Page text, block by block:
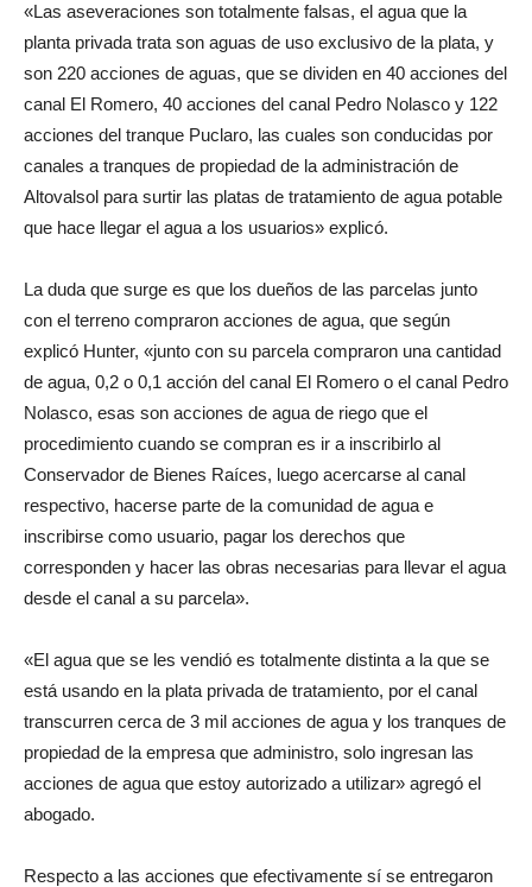
«Las aseveraciones son totalmente falsas, el agua que la
planta privada trata son aguas de uso exclusivo de la plata, y
son 220 acciones de aguas, que se dividen en 40 acciones del
canal El Romero, 40 acciones del canal Pedro Nolasco y 122
acciones del tranque Puclaro, las cuales son conducidas por
canales a tranques de propiedad de la administración de
Altovalsol para surtir las platas de tratamiento de agua potable
que hace llegar el agua a los usuarios» explicó.
La duda que surge es que los dueños de las parcelas junto
con el terreno compraron acciones de agua, que según
explicó Hunter, «junto con su parcela compraron una cantidad
de agua, 0,2 o 0,1 acción del canal El Romero o el canal Pedro
Nolasco, esas son acciones de agua de riego que el
procedimiento cuando se compran es ir a inscribirlo al
Conservador de Bienes Raíces, luego acercarse al canal
respectivo, hacerse parte de la comunidad de agua e
inscribirse como usuario, pagar los derechos que
corresponden y hacer las obras necesarias para llevar el agua
desde el canal a su parcela».
«El agua que se les vendió es totalmente distinta a la que se
está usando en la plata privada de tratamiento, por el canal
transcurren cerca de 3 mil acciones de agua y los tranques de
propiedad de la empresa que administro, solo ingresan las
acciones de agua que estoy autorizado a utilizar» agregó el
abogado.
Respecto a las acciones que efectivamente sí se entregaron